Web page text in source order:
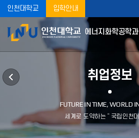
인천대학교 입학안내
에너지화학공학과
취업정보